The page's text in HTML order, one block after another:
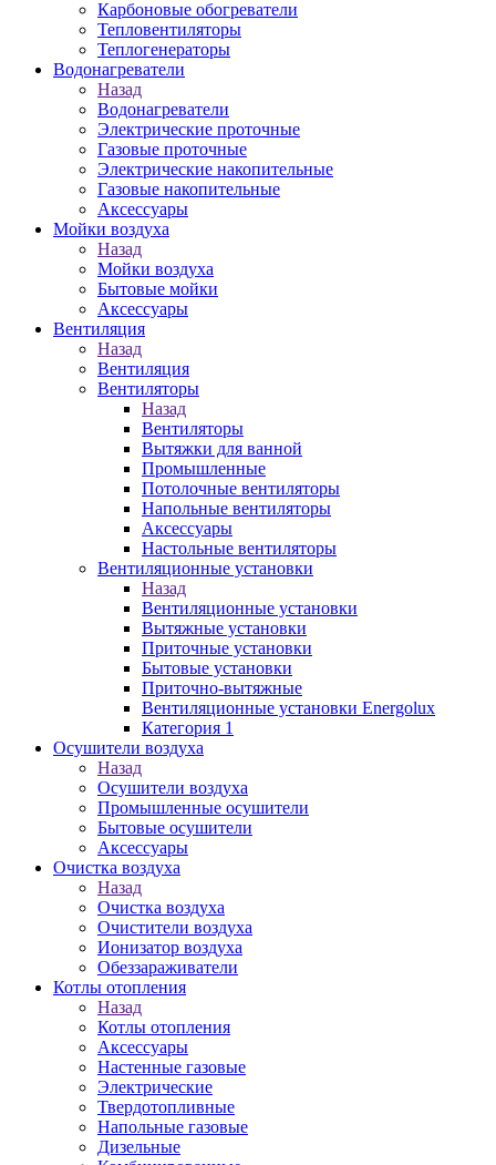
Карбоновые обогреватели
Тепловентиляторы
Теплогенераторы
Водонагреватели
Назад
Водонагреватели
Электрические проточные
Газовые проточные
Электрические накопительные
Газовые накопительные
Аксессуары
Мойки воздуха
Назад
Мойки воздуха
Бытовые мойки
Аксессуары
Вентиляция
Назад
Вентиляция
Вентиляторы
Назад
Вентиляторы
Вытяжки для ванной
Промышленные
Потолочные вентиляторы
Напольные вентиляторы
Аксессуары
Настольные вентиляторы
Вентиляционные установки
Назад
Вентиляционные установки
Вытяжные установки
Приточные установки
Бытовые установки
Приточно-вытяжные
Вентиляционные установки Energolux
Категория 1
Осушители воздуха
Назад
Осушители воздуха
Промышленные осушители
Бытовые осушители
Аксессуары
Очистка воздуха
Назад
Очистка воздуха
Очистители воздуха
Ионизатор воздуха
Обеззараживатели
Котлы отопления
Назад
Котлы отопления
Аксессуары
Настенные газовые
Электрические
Твердотопливные
Напольные газовые
Дизельные